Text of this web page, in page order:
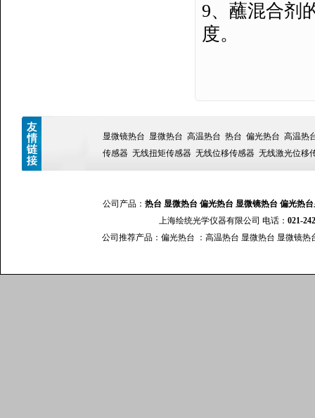
9、蘸混合剂
度。
显微镜热台 显微热台 高温热台 热台 偏光热台 高温热
传感器 无线扭矩传感器 无线位移传感器 无线激光位移
公司产品： 热台 显微热台 偏光热台 显微镜热台 偏光热
上海绘统光学仪器有限公司 电话： 021-
公司推荐产品： 偏光热台 ： 高温热台 显微热台 显微镜热